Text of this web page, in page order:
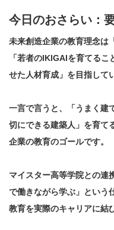
今日のおさらい：
未来創造企業の教育理念は
「若者のIKIGAIを育てる
せた人材育成」を目指して
一言で言うと、「うまく建
切にできる建築人」を育て
企業の教育のゴールです。
マイスター高等学院との連
で働きながら学ぶ」という
教育を実際のキャリアに結